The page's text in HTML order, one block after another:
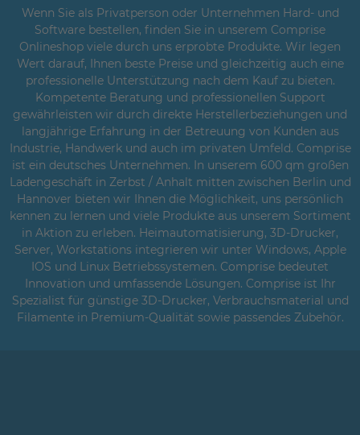
Wenn Sie als Privatperson oder Unternehmen Hard- und
Software bestellen, finden Sie in unserem Comprise
Onlineshop viele durch uns erprobte Produkte. Wir legen
Wert darauf, Ihnen beste Preise und gleichzeitig auch eine
professionelle Unterstützung nach dem Kauf zu bieten.
Kompetente Beratung und professionellen Support
gewährleisten wir durch direkte Herstellerbeziehungen und
langjährige Erfahrung in der Betreuung von Kunden aus
Industrie, Handwerk und auch im privaten Umfeld. Comprise
ist ein deutsches Unternehmen. In unserem 600 qm großen
Ladengeschäft in Zerbst / Anhalt mitten zwischen Berlin und
Hannover bieten wir Ihnen die Möglichkeit, uns persönlich
kennen zu lernen und viele Produkte aus unserem Sortiment
in Aktion zu erleben. Heimautomatisierung, 3D-Drucker,
Server, Workstations integrieren wir unter Windows, Apple
IOS und Linux Betriebssystemen. Comprise bedeutet
Innovation und umfassende Lösungen. Comprise ist Ihr
Spezialist für günstige 3D-Drucker, Verbrauchsmaterial und
Filamente in Premium-Qualität sowie passendes Zubehör.